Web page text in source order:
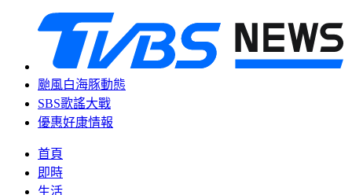
颱風白海豚動態
SBS歌謠大戰
優惠好康情報
首頁
即時
生活